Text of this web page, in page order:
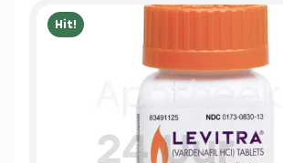
Hit!